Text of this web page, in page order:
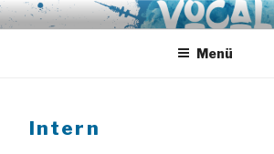
Zum
InhaltVOCAL
A-Cappella aus Hamburg
Menü
Intern